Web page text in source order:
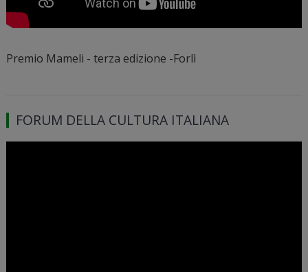
Premio Mameli - terza edizione -Forlì
FORUM DELLA CULTURA ITALIANA